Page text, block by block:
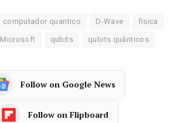
computador quantico D-Wave fisica
Microsoft qubits qubits quânticos
Follow on Google News
Follow on Flipboard